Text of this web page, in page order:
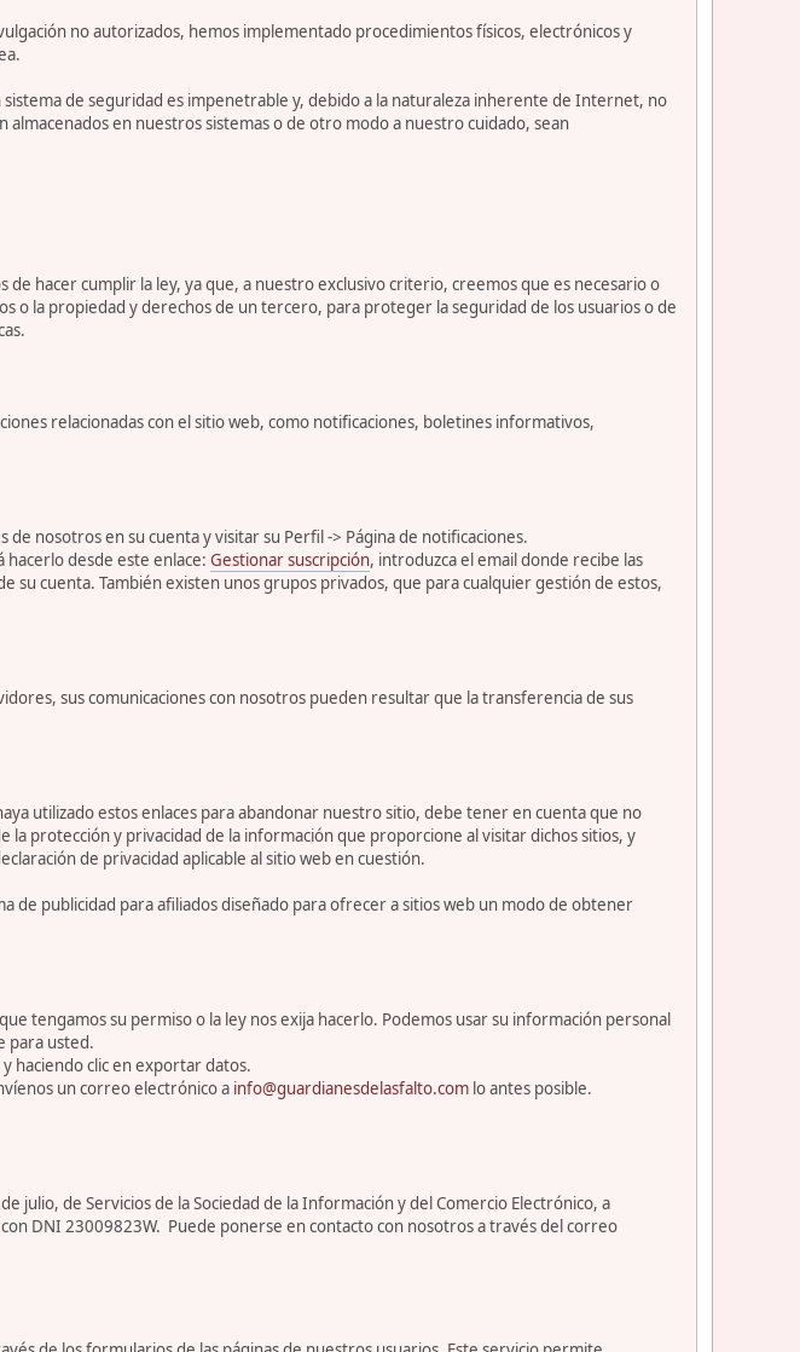
no autorizados, hemos implementado procedimientos físicos, electrónicos y
de seguridad es impenetrable y, debido a la naturaleza inherente de Internet, no
en nuestros sistemas o de otro modo a nuestro cuidado, sean
hacer cumplir la ley, ya que, a nuestro exclusivo criterio, creemos que es necesario o
la propiedad y derechos de un tercero, para proteger la seguridad de los usuarios o de
relacionadas con el sitio web, como notificaciones, boletines informativos,
nosotros en su cuenta y visitar su Perfil -> Página de notificaciones.
desde este enlace: Gestionar suscripción, introduzca el email donde recibe las
su cuenta. También existen unos grupos privados, que para cualquier gestión de estos,
sus comunicaciones con nosotros pueden resultar que la transferencia de sus
utilizado estos enlaces para abandonar nuestro sitio, debe tener en cuenta que no
protección y privacidad de la información que proporcione al visitar dichos sitios, y
de privacidad aplicable al sitio web en cuestión.
de publicidad para afiliados diseñado para ofrecer a sitios web un modo de obtener
tengamos su permiso o la ley nos exija hacerlo. Podemos usar su información personal
para usted.
haciendo clic en exportar datos.
un correo electrónico a info@guardianesdelasfalto.com lo antes posible.
de Servicios de la Sociedad de la Información y del Comercio Electrónico, a
DNI 23009823W. Puede ponerse en contacto con nosotros a través del correo